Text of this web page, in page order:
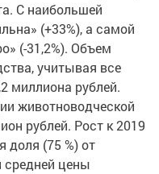
С наибольшей
(+33%), а самой
(-31,2%). Объем
учитывая все
миллиона рублей.
животноводческой
рублей. Рост к 2019
доля (75 %) от
средней цены